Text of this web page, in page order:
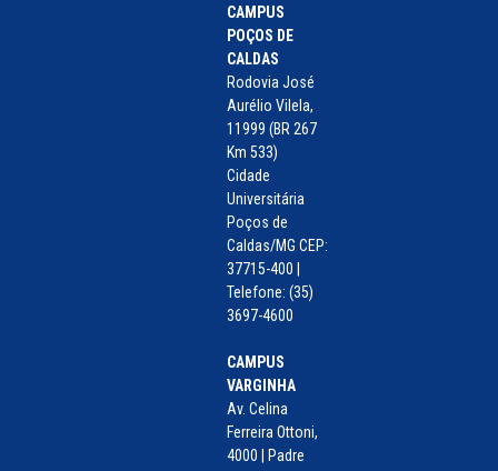
CAMPUS
POÇOS DE
CALDAS
Rodovia José
Aurélio Vilela,
11999 (BR 267
Km 533)
Cidade
Universitária
Poços de
Caldas/MG CEP:
37715-400 |
Telefone: (35)
3697-4600
CAMPUS
VARGINHA
Av. Celina
Ferreira Ottoni,
4000 | Padre